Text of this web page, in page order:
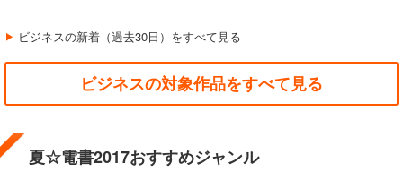
ビジネスの新着（過去30日）をすべて見る
ビジネスの対象作品をすべて見る
夏☆電書2017おすすめジャンル